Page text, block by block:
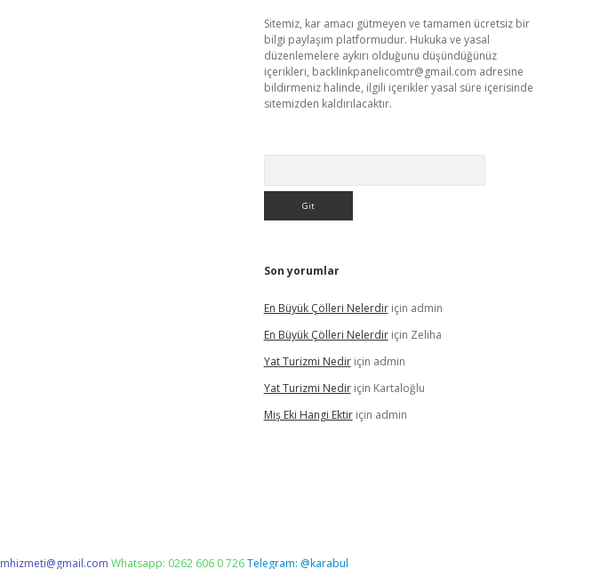
Sitemiz, kar amacı gütmeyen ve tamamen ücretsiz bir
bilgi paylaşım platformudur. Hukuka ve yasal
düzenlemelere aykırı olduğunu düşündüğünüz
içerikleri, backlinkpanelicomtr@gmail.com adresine
bildirmeniz halinde, ilgili içerikler yasal süre içerisinde
sitemizden kaldırılacaktır.
Son yorumlar
En Büyük Çölleri Nelerdiriçin admin
En Büyük Çölleri Nelerdiriçin Zeliha
Yat Turizmi Nediriçin admin
Yat Turizmi Nediriçin Kartaloğlu
Miş Eki Hangi Ektiriçin admin
Whatsapp: 0262 606 0 726Telegram: @karabul